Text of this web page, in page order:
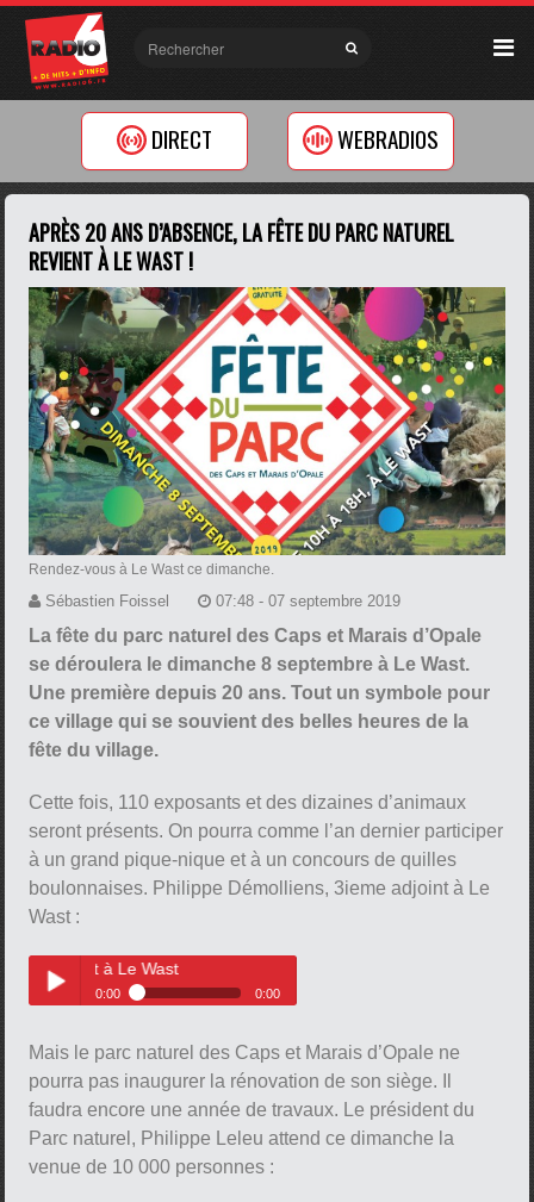
DIRECT WEBRADIOS
APRÈS 20 ANS D’ABSENCE, LA FÊTE DU PARC NATUREL
REVIENT À LE WAST !
Rendez-vous à Le Wast ce dimanche.
Sébastien Foissel 07:48 - 07 septembre 2019
La fête du parc naturel des Caps et Marais d’Opale
se déroulera le dimanche 8 septembre à Le Wast.
Une première depuis 20 ans. Tout un symbole pour
ce village qui se souvient des belles heures de la
fête du village.
Cette fois, 110 exposants et des dizaines d’animaux
seront présents. On pourra comme l’an dernier participer
à un grand pique-nique et à un concours de quilles
boulonnaises. Philippe Démolliens, 3ieme adjoint à Le
Wast :
Play /
à Le Wast
0:00 0:00
adjoint à Le Wast
Mais le parc naturel des Caps et Marais d’Opale ne
pourra pas inaugurer la rénovation de son siège. Il
faudra encore une année de travaux. Le président du
Parc naturel, Philippe Leleu attend ce dimanche la
venue de 10 000 personnes :